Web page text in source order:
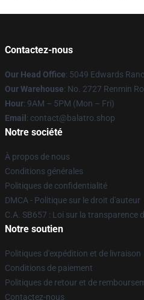
Contactez-nous
Our Head Office: 5049 Edwards
Our Warehouse: No. 2727 Renmin
Hour: 9AM – 5PM (Mon – Fri)
Email : contact@balatro.shop
Notre société
À propos de nous
Conditions générales
Politiques de confidentialité
DMCA - Politique sur le droit d'auteur
C.A. SB657 : Loi sur la transparence
Notre soutien
Politiques d'expédition et de livraison
Conditions de paiement
Politiques de retour et de
Contactez-nous